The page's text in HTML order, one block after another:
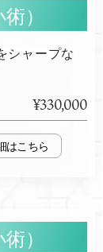
）
シャープな
¥330,000
）